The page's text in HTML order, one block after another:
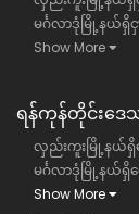
မင်္ဂလာဒုံမြို့နယ်ရှိငှာ
Show More
ရန်ကုန်တိုင်းဒေသ
လှည်းကူးမြို့နယ်ရှိရ
မင်္ဂလာဒုံမြို့နယ်ရှိရ
Show More